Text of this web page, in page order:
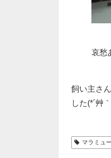
哀愁
飼い主さ
した(*´艸
マラミュ